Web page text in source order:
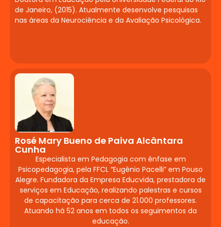
Posicionamento e comunicação para
Criatividade e insights para modelagem
de negócio.
Gerontologia Aplicada
à
Neuropsicopedagogia
Características das doenças
degenerativas. Demência
frontotemporal. Causas do
esquecimento. Fases da doença.
Estimulação cognitiva e intervenção.
de Janeiro, (2015). Atualmente desenvolve pesquisas
nas áreas da Neurociência e da Avaliação Psicológica.
Rosé Mary Bueno de Paiva Alcântara
Cunha
Especialista em Pedagogia com ênfase em
Psicopedagogia, pela FFCL “Eugênio Pacelli” em Pouso
Alegre. Fundadora da Empresa Educvida, prestadora de
serviços em Educação, realizando palestras e cursos
de capacitação para cerca de 21.000 professores.
Atuando há 52 anos em todos os seguimentos da
educação.